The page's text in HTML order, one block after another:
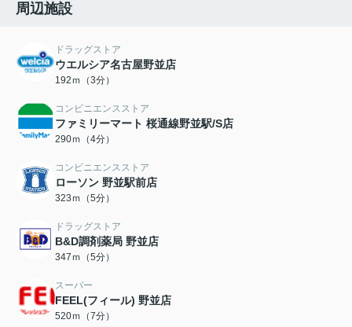
周辺施設
ドラッグストア
ウエルシア名古屋野並店
192ｍ（3分）
コンビニエンスストア
ファミリーマート 桜通線野並駅/S店
290ｍ（4分）
コンビニエンスストア
ローソン 野並駅前店
323ｍ（5分）
ドラッグストア
B&D調剤薬局 野並店
347ｍ（5分）
スーパー
FEEL(フィール) 野並店
520ｍ（7分）